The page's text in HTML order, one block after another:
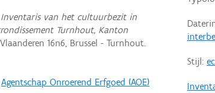
Stijl:
Inventaris van het cultuurbezit in
Turnhout, Kanton
16n6, Brussel - Turnhout.
Agentschap Onroerend Erfgoed (AOE)